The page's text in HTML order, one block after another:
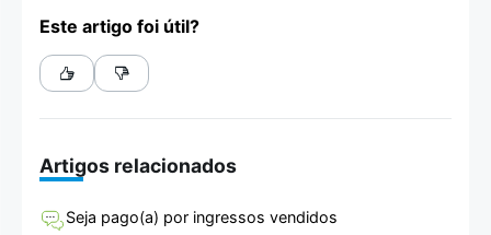
Este artigo foi útil?
Artigos relacionados
Seja pago(a) por ingressos vendidos